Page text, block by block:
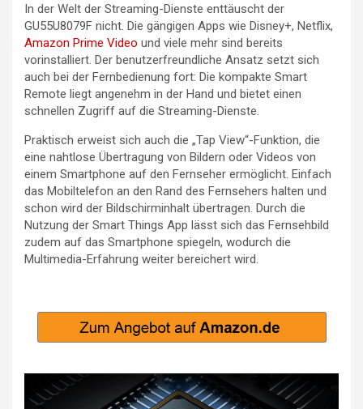
In der Welt der Streaming-Dienste enttäuscht der
GU55U8079F nicht. Die gängigen Apps wie Disney+, Netflix,
Amazon Prime Video und viele mehr sind bereits
vorinstalliert. Der benutzerfreundliche Ansatz setzt sich
auch bei der Fernbedienung fort: Die kompakte Smart
Remote liegt angenehm in der Hand und bietet einen
schnellen Zugriff auf die Streaming-Dienste.
Praktisch erweist sich auch die „Tap View“-Funktion, die
eine nahtlose Übertragung von Bildern oder Videos von
einem Smartphone auf den Fernseher ermöglicht. Einfach
das Mobiltelefon an den Rand des Fernsehers halten und
schon wird der Bildschirminhalt übertragen. Durch die
Nutzung der Smart Things App lässt sich das Fernsehbild
zudem auf das Smartphone spiegeln, wodurch die
Multimedia-Erfahrung weiter bereichert wird.
Player